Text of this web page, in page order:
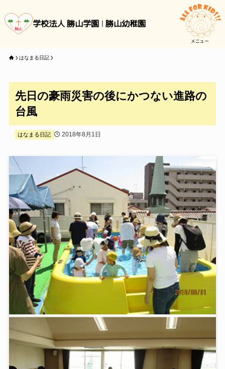
学校法人 勝山学園 勝山幼稚園
メニュー
はなまる日記
先日の豪雨災害の後にかつない進路の
台風
はなまる日記 2018年8月1日